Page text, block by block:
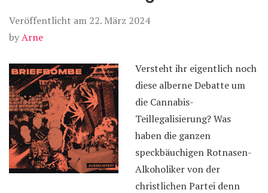
Veröffentlicht am 22. März 2024
byArne
Versteht ihr eigentlich noch
diese alberne Debatte um
die Cannabis-
Teillegalisierung? Was
haben die ganzen
speckbäuchigen Rotnasen-
Alkoholiker von der
christlichen Partei denn